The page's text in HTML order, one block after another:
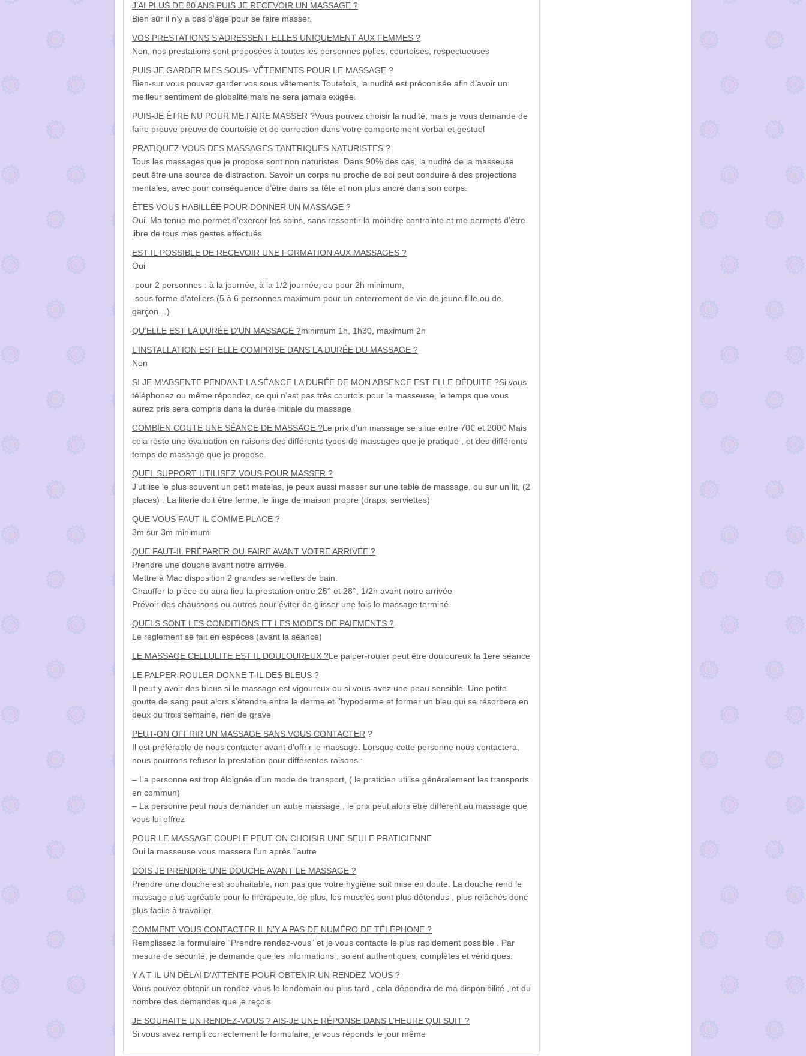
J’AI PLUS DE 80 ANS PUIS JE RECEVOIR UN MASSAGE ?
Bien sûr il n’y a pas d’âge pour se faire masser.
VOS PRESTATIONS S’ADRESSENT ELLES UNIQUEMENT AUX FEMMES ?
Non, nos prestations sont proposées à toutes les personnes polies, courtoises, respectueuses
PUIS-JE GARDER MES SOUS- VÊTEMENTS POUR LE MASSAGE ?
Bien-sur vous pouvez garder vos sous vêtements.Toutefois, la nudité est préconisée afin d’avoir un
meilleur sentiment de globalité mais ne sera jamais exigée.
PUIS-JE ÊTRE NU POUR ME FAIRE MASSER ?Vous pouvez choisir la nudité, mais je vous demande de
faire preuve preuve de courtoisie et de correction dans votre comportement verbal et gestuel
PRATIQUEZ VOUS DES MASSAGES TANTRIQUES NATURISTES ?
Tous les massages que je propose sont non naturistes. Dans 90% des cas, la nudité de la masseuse
peut être une source de distraction. Savoir un corps nu proche de soi peut conduire à des projections
mentales, avec pour conséquence d’être dans sa tête et non plus ancré dans son corps.
ÊTES VOUS HABILLÉE POUR DONNER UN MASSAGE ?
Oui. Ma tenue me permet d’exercer les soins, sans ressentir la moindre contrainte et me permets d’être
libre de tous mes gestes effectués.
EST IL POSSIBLE DE RECEVOIR UNE FORMATION AUX MASSAGES ?
Oui
-pour 2 personnes : à la journée, à la 1/2 journée, ou pour 2h minimum,
-sous forme d’ateliers (5 à 6 personnes maximum pour un enterrement de vie de jeune fille ou de
garçon…)
QU’ELLE EST LA DURÉE D’UN MASSAGE ?minimum 1h, 1h30, maximum 2h
L’INSTALLATION EST ELLE COMPRISE DANS LA DURÉE DU MASSAGE ?
Non
SI JE M’ABSENTE PENDANT LA SÉANCE LA DURÉE DE MON ABSENCE EST ELLE DÉDUITE ?Si vous
téléphonez ou même répondez, ce qui n’est pas très courtois pour la masseuse, le temps que vous
aurez pris sera compris dans la durée initiale du massage
COMBIEN COUTE UNE SÉANCE DE MASSAGE ?Le prix d’un massage se situe entre 70€ et 200€ Mais
cela reste une évaluation en raisons des différents types de massages que je pratique , et des différents
temps de massage que je propose.
QUEL SUPPORT UTILISEZ VOUS POUR MASSER ?
J’utilise le plus souvent un petit matelas, je peux aussi masser sur une table de massage, ou sur un lit, (2
places) . La literie doit être ferme, le linge de maison propre (draps, serviettes)
QUE VOUS FAUT IL COMME PLACE ?
3m sur 3m minimum
QUE FAUT-IL PRÉPARER OU FAIRE AVANT VOTRE ARRIVÉE ?
Prendre une douche avant notre arrivée.
Mettre à Mac disposition 2 grandes serviettes de bain.
Chauffer la pièce ou aura lieu la prestation entre 25° et 28°, 1/2h avant notre arrivée
Prévoir des chaussons ou autres pour éviter de glisser une fois le massage terminé
QUELS SONT LES CONDITIONS ET LES MODES DE PAIEMENTS ?
Le règlement se fait en espèces (avant la séance)
LE MASSAGE CELLULITE EST IL DOULOUREUX ?Le palper-rouler peut être douloureux la 1ere séance
LE PALPER-ROULER DONNE T-IL DES BLEUS ?
Il peut y avoir des bleus si le massage est vigoureux ou si vous avez une peau sensible. Une petite
goutte de sang peut alors s’étendre entre le derme et l’hypoderme et former un bleu qui se résorbera en
deux ou trois semaine, rien de grave
PEUT-ON OFFRIR UN MASSAGE SANS VOUS CONTACTER ?
Il est préférable de nous contacter avant d’offrir le massage. Lorsque cette personne nous contactera,
nous pourrons refuser la prestation pour différentes raisons :
– La personne est trop éloignée d’un mode de transport, ( le praticien utilise généralement les transports
en commun)
– La personne peut nous demander un autre massage , le prix peut alors être différent au massage que
vous lui offrez
POUR LE MASSAGE COUPLE PEUT ON CHOISIR UNE SEULE PRATICIENNE
Oui la masseuse vous massera l’un après l’autre
DOIS JE PRENDRE UNE DOUCHE AVANT LE MASSAGE ?
Prendre une douche est souhaitable, non pas que votre hygiène soit mise en doute. La douche rend le
massage plus agréable pour le thérapeute, de plus, les muscles sont plus détendus , plus relâchés donc
plus facile à travailler.
COMMENT VOUS CONTACTER IL N’Y A PAS DE NUMÉRO DE TÉLÉPHONE ?
Remplissez le formulaire “Prendre rendez-vous” et je vous contacte le plus rapidement possible . Par
mesure de sécurité, je demande que les informations , soient authentiques, complètes et véridiques.
Y A T-IL UN DÉLAI D’ATTENTE POUR OBTENIR UN RENDEZ-VOUS ?
Vous pouvez obtenir un rendez-vous le lendemain ou plus tard , cela dépendra de ma disponibilité , et du
nombre des demandes que je reçois
JE SOUHAITE UN RENDEZ-VOUS ? AIS-JE UNE RÉPONSE DANS L’HEURE QUI SUIT ?
Si vous avez rempli correctement le formulaire, je vous réponds le jour même